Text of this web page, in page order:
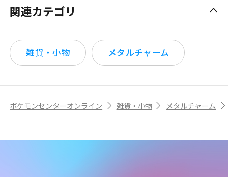
関連カテゴリ
雑貨・小物 メタルチャーム
ポケモンセンターオンライン 雑貨・小物 メタルチャーム